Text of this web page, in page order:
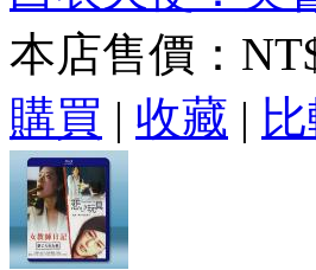
本店售價：
購買 | 收藏 |